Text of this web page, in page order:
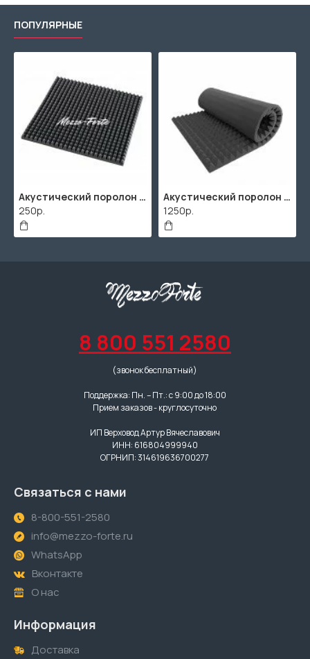
ПОПУЛЯРНЫЕ
Акустический поролон "Пирамида" / 480x480х30мм / Темно-серый
250р.
Акустический поролон "Пирамида" / 2000х1000мм
1250р.
8 800 551 2580
(звонок бесплатный)
Поддержка: Пн. – Пт.: с 9:00 до 18:00
Прием заказов - круглосуточно
ИП Верховод Артур Вячеславович
ИНН: 616804999940
ОГРНИП: 314619636700277
Связаться с нами
8-800-551-2580
info@mezzo-forte.ru
WhatsApp
Вконтакте
О нас
Информация
Доставка